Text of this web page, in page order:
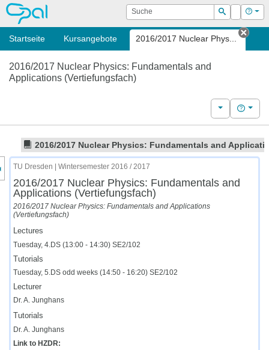
OPAL Suche
Suchen
Login Hilfe
Startseite Kursangebote 2016/2017 Nuclear Phys...
Tab
2016/2017 Nuclear Physics: Fundamentals and
Applications (Vertiefungsfach)
WeitereHilfe
2016/2017 Nuclear Physics: Fundamentals and
des Kursmenüs
TU Dresden | Wintersemester 2016 / 2017
2016/2017 Nuclear Physics: Fundamentals and
Applications (Vertiefungsfach)
2016/2017 Nuclear Physics: Fundamentals and Applications
(Vertiefungsfach)
Lectures
Tuesday, 4.DS (13:00 - 14:30) SE2/102
Tutorials
Tuesday, 5.DS odd weeks (14:50 - 16:20) SE2/102
Lecturer
Dr. A. Junghans
Tutorials
Dr. A. Junghans
Link to HZDR: